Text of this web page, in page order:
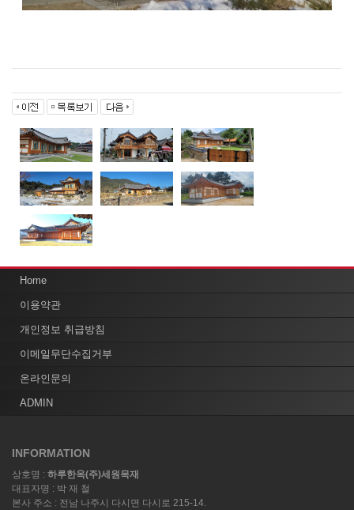
Home
이용약관
개인정보 취급방침
이메일무단수집거부
온라인문의
ADMIN
INFORMATION
상호명 : 하루한옥(주)세원목재
대표자명 : 박 재 철
본사 주소 : 전남 나주시 다시면 다시로 215-14.